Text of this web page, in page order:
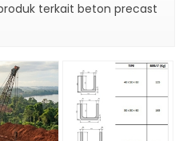
terkait beton precast